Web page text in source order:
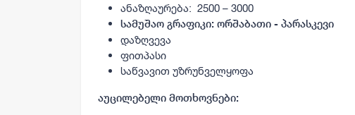
ანაზღაურება: 2500 – 3000
სამუშაო გრაფიკი: ორშაბათი - პარასკევი
დაზღვევა
ფითპასი
საწვავით უზრუნველყოფა
აუცილებელი მოთხოვნები: